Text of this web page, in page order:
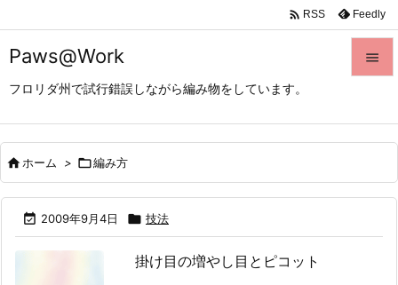
Paws@Work
フロリダ州で試行錯誤しながら編み物をしています。




 RSS Feedly
ホーム > 編み方
 2009年9月4日  技法
掛け目の増やし目とピコット